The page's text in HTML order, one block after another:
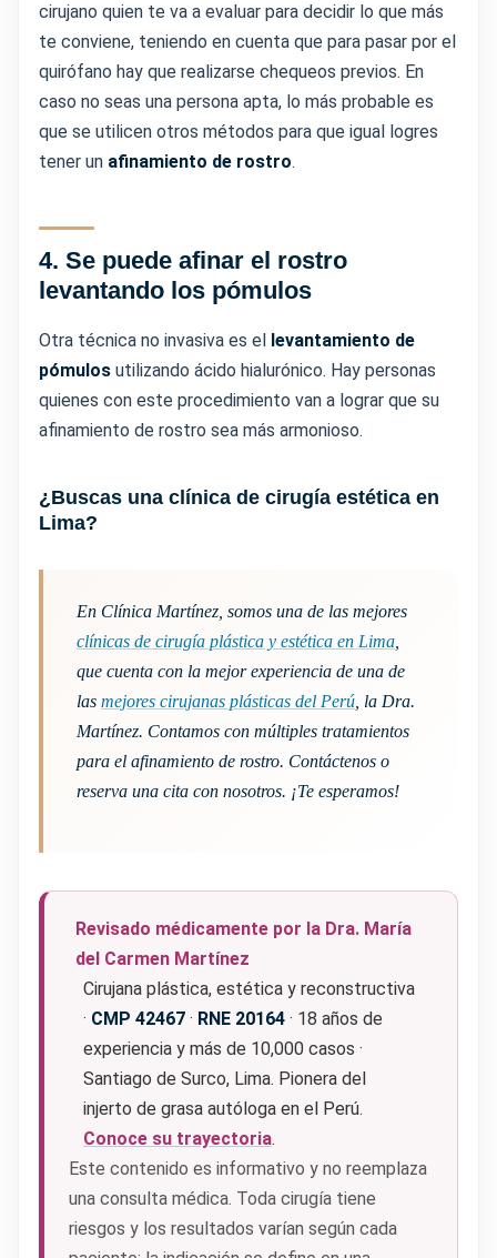
cirujano quien te va a evaluar para decidir lo que más
te conviene, teniendo en cuenta que para pasar por el
quirófano hay que realizarse chequeos previos. En
caso no seas una persona apta, lo más probable es
que se utilicen otros métodos para que igual logres
tener un afinamiento de rostro.
4. Se puede afinar el rostro
levantando los pómulos
Otra técnica no invasiva es el
levantamiento de
pómulos utilizando ácido hialurónico. Hay personas
quienes con este procedimiento van a lograr que su
afinamiento de rostro sea más armonioso.
¿Buscas una clínica de cirugía estética en
Lima?
En Clínica Martínez, somos una de las mejores
clínicas de cirugía plástica y estética en Lima
que cuenta con la mejor experiencia de una de
las mejores cirujanas plásticas del Perú , la Dra.
Martínez. Contamos con múltiples tratamientos
para el afinamiento de rostro. Contáctenos o
reserva una cita con nosotros. ¡Te esperamos!
Revisado médicamente por la Dra. María
del Carmen Martínez
Cirujana plástica, estética y reconstructiva
· CMP 42467· RNE 20164· 18 años de
experiencia y más de 10,000 casos ·
Santiago de Surco, Lima. Pionera del
injerto de grasa autóloga en el Perú.
Conoce su trayectoria.
Este contenido es informativo y no reemplaza
una consulta médica. Toda cirugía tiene
riesgos y los resultados varían según cada